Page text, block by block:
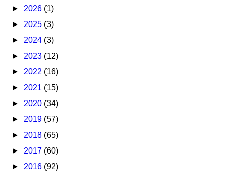
► 2026 (1)
► 2025 (3)
► 2024 (3)
► 2023 (12)
► 2022 (16)
► 2021 (15)
► 2020 (34)
► 2019 (57)
► 2018 (65)
► 2017 (60)
► 2016 (92)